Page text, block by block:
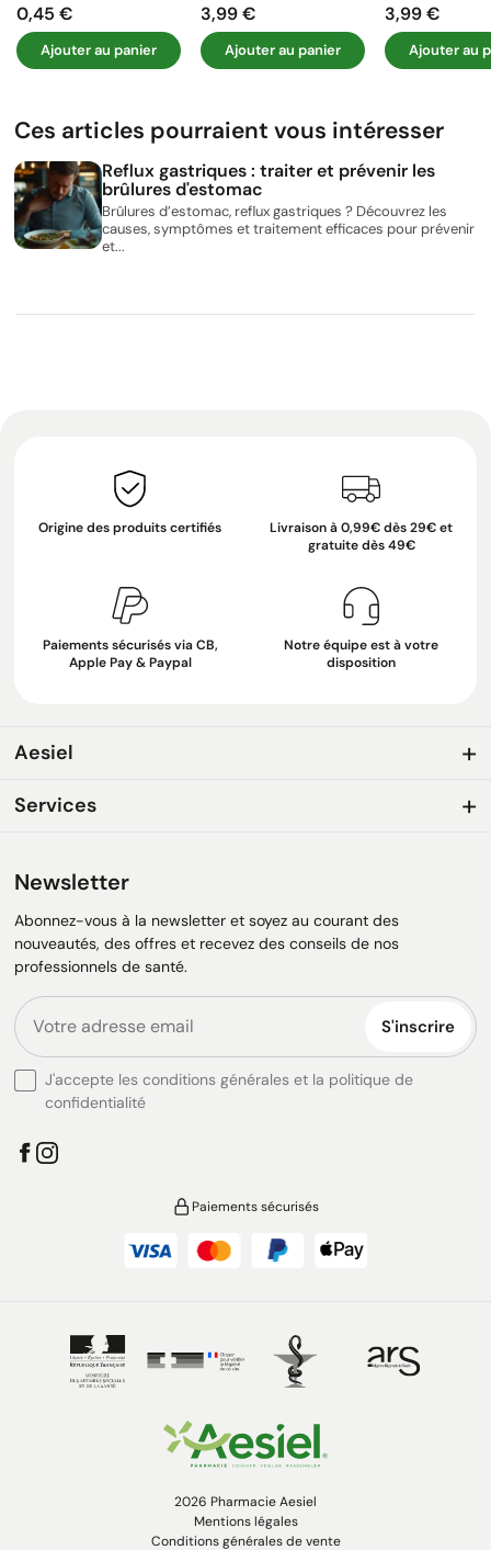
Prix
0,45 €
Ajouter au panier
Prix
3,99 €
Ajouter au panier
Prix
3,99 €
Ajouter au
Ces articles pourraient vous intéresser
Reflux gastriques : traiter et prévenir les
brûlures d'estomac
Brûlures d’estomac, reflux gastriques ? Découvrez les
causes, symptômes et traitement efficaces pour prévenir
et...
Origine des produits certifiés
Livraison à 0,99€ dès 29€ et
gratuite dès 49€
Paiements sécurisés via CB,
Apple Pay & Paypal
Notre équipe est à votre
disposition
Aesiel
Services
Newsletter
Abonnez-vous à la newsletter et soyez au courant des
nouveautés, des offres et recevez des conseils de nos
professionnels de santé.
S'inscrire
J'accepte les conditions générales et la politique de
confidentialité
Paiements sécurisés
2026 Pharmacie Aesiel
Mentions légales
Conditions générales de vente